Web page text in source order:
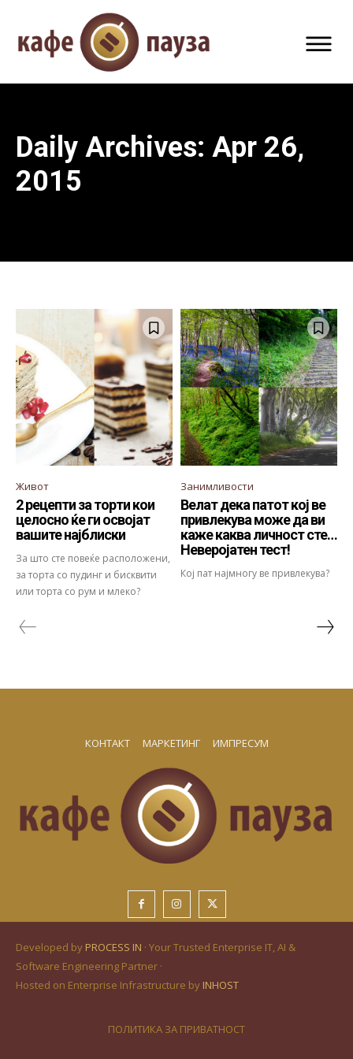
Daily Archives: Apr 26,
2015
Живот
2 рецепти за торти кои
целосно ќе ги освојат
вашите најблиски
За што сте повеќе расположени,
за торта со пудинг и бисквити
или торта со рум и млеко?
Занимливости
Велат дека патот кој ве
привлекува може да ви
каже каква личност сте…
Неверојатен тест!
Кој пат најмногу ве привлекува?
КОНТАКТ МАРКЕТИНГ ИМПРЕСУМ
Developed by PROCESS IN · Your Trusted Enterprise IT, AI &
Software Engineering Partner ·
Hosted on Enterprise Infrastructure by INHOST
ПОЛИТИКА ЗА ПРИВАТНОСТ